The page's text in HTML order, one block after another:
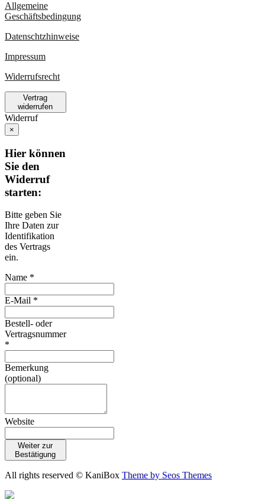
Allgemeine
Geschäftsbedingung
Datenschtzhinweise
Impressum
Widerrufsrecht
Vertrag
widerrufen
Widerruf
×
Hier können
Sie den
Widerruf
starten:
Bitte geben Sie
Ihre Daten zur
Identifikation
des Vertrags
ein.
Name *
E-Mail *
Bestell- oder
Vertragsnummer
*
Bemerkung
(optional)
Website
Weiter zur
Bestätigung
All rights reserved © KaniBox Theme by Seos Themes